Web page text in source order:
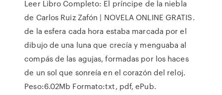
Leer Libro Completo: El príncipe de la niebla
de Carlos Ruiz Zafón | NOVELA ONLINE GRATIS.
de la esfera cada hora estaba marcada por el
dibujo de una luna que crecía y menguaba al
compás de las agujas, formadas por los haces
de un sol que sonreía en el corazón del reloj.
Peso:6.02Mb Formato:txt, pdf, ePub.